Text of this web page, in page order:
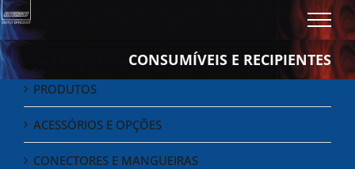
Skip
to
content
CONSUMÍVEIS E RECIPIENTES
PRODUTOS
ACESSÓRIOS E OPÇÕES
CONECTORES E MANGUEIRAS